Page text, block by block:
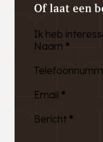
Of laat een
Ik heb
Naam *
Email *
Bericht *